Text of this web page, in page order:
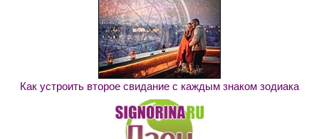
Как устроить второе свидание с каждым знаком зодиака